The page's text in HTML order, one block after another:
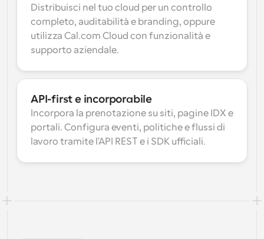
Distribuisci nel tuo cloud per un controllo
completo, auditabilità e branding, oppure
utilizza Cal.com Cloud con funzionalità e
supporto aziendale.
API-first e incorporabile
Incorpora la prenotazione su siti, pagine IDX e
portali. Configura eventi, politiche e flussi di
lavoro tramite l'API REST e i SDK ufficiali.